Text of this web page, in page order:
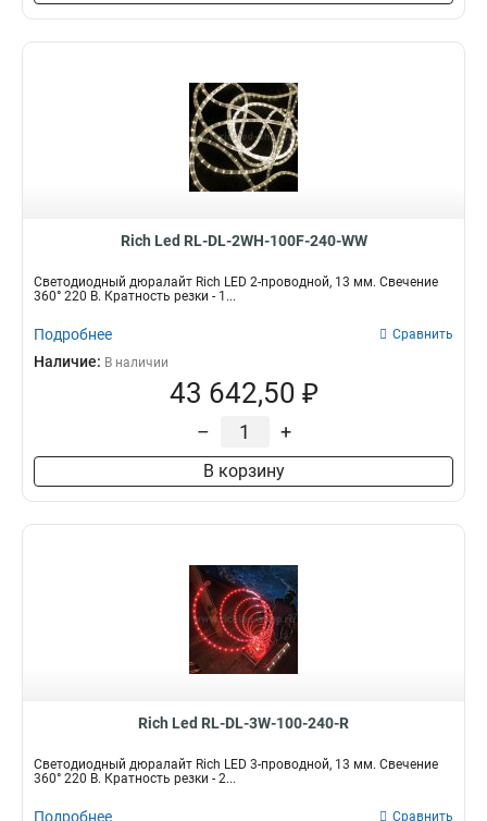
Rich Led RL-DL-2WH-100F-240-WW
Светодиодный дюралайт Rich LED 2-проводной, 13 мм. Свечение
360° 220 В. Кратность резки - 1...
Подробнее Сравнить
Наличие: В наличии
43 642,50 ₽
– +
В корзину
Rich Led RL-DL-3W-100-240-R
Светодиодный дюралайт Rich LED 3-проводной, 13 мм. Свечение
360° 220 В. Кратность резки - 2...
Подробнее Сравнить